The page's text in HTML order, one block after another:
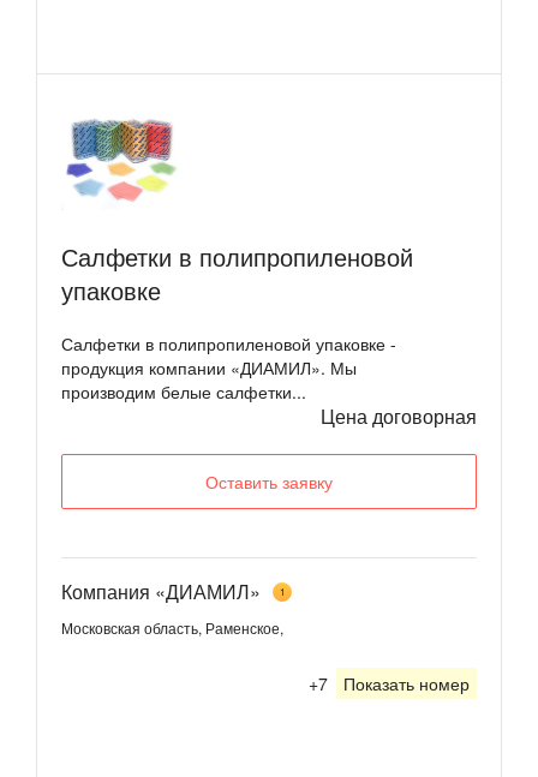
Салфетки в полипропиленовой
упаковке
Салфетки в полипропиленовой упаковке -
продукция компании «ДИАМИЛ». Мы
производим белые салфетки...
Цена договорная
Оставить заявку
Компания «ДИАМИЛ» 1
Московская область, Раменское,
+7 Показать номер